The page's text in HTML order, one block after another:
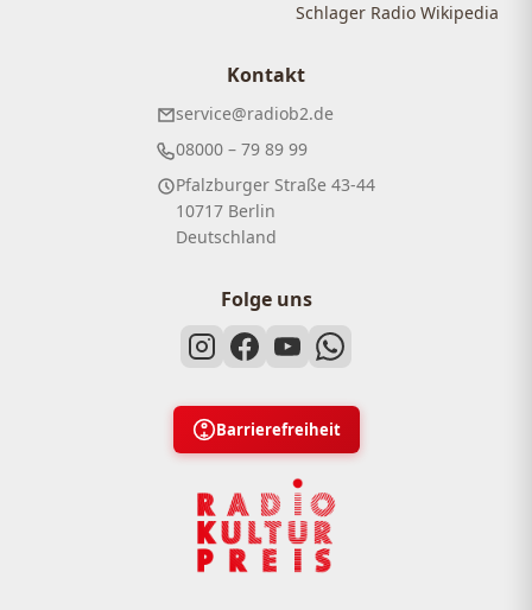
Schlager Radio Wikipedia
Kontakt
service@radiob2.de
08000 – 79 89 99
Pfalzburger Straße 43-44
10717 Berlin
Deutschland
Folge uns
Barrierefreiheit